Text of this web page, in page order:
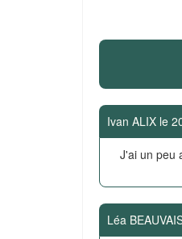
Ivan ALIX le
J'ai un peu
Léa